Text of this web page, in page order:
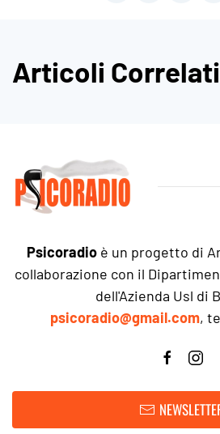
Articoli Correlati
Psicoradioè un progetto di
collaborazione con il
dell'Azienda Usl di
psicoradio@gmail.com,